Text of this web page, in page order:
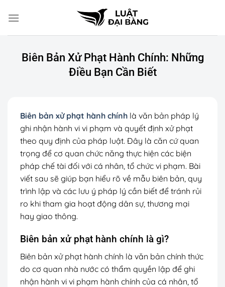
đến
Biên Bản Xử Phạt Hành Chính: Những
Điều Bạn Cần Biết
Biên bản xử phạt hành chính là văn bản pháp lý
ghi nhận hành vi vi phạm và quyết định xử phạt
theo quy định của pháp luật. Đây là căn cứ quan
trọng để cơ quan chức năng thực hiện các biện
pháp chế tài đối với cá nhân, tổ chức vi phạm. Bài
viết sau sẽ giúp bạn hiểu rõ về mẫu biên bản, quy
trình lập và các lưu ý pháp lý cần biết để tránh rủi
ro khi tham gia hoạt động dân sự, thương mại
hay giao thông.
Biên bản xử phạt hành chính là gì?
Biên bản xử phạt hành chính là văn bản chính thức
do cơ quan nhà nước có thẩm quyền lập để ghi
nhận hành vi vi phạm hành chính của cá nhân, tổ